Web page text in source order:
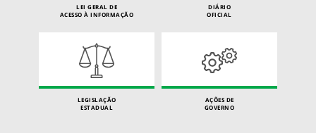
LEI GERAL DE
ACESSO À INFORMAÇÃO
DIÁRIO
OFICIAL
LEGISLAÇÃO
ESTADUAL
AÇÕES DE
GOVERNO